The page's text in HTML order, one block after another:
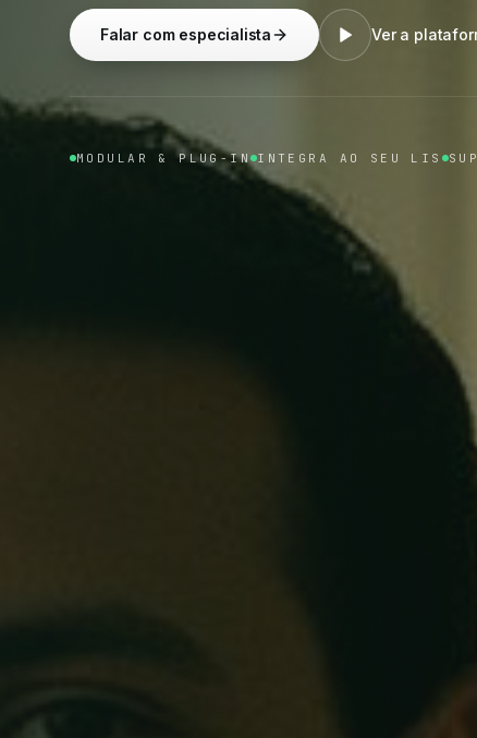
Falar com especialista Ver a
MODULAR & PLUG-IN INTEGRA AO SEU LIS